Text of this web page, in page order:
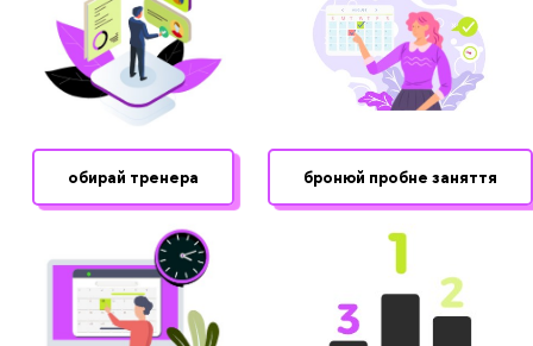
обирай тренера бронюй пробне заняття